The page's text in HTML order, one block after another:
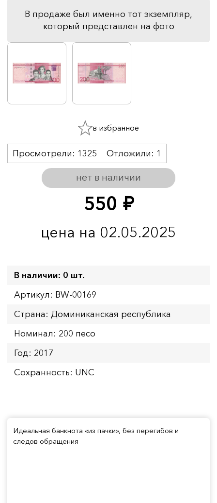
В продаже был именно тот экземпляр,
который представлен на фото
550 руб.
цена на 02.05.2025
нет в наличии
Просмотрели: 1325 Отложили: 1
в избранное
В наличии: 0 шт.
Артикул: BW-00169
Страна: Доминиканская республика
Номинал: 200 песо
Год: 2017
Сохранность: UNC
Идеальная банкнота «из пачки», без перегибов и
следов обращения